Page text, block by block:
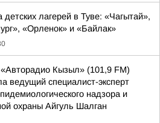
детских лагерей в Туве: «Чагытай»,
«Орленок» и «Байлак»
Кызыл» (101,9 FM)
ведущий специалист-эксперт
надзора и
охраны Айгуль Шалган